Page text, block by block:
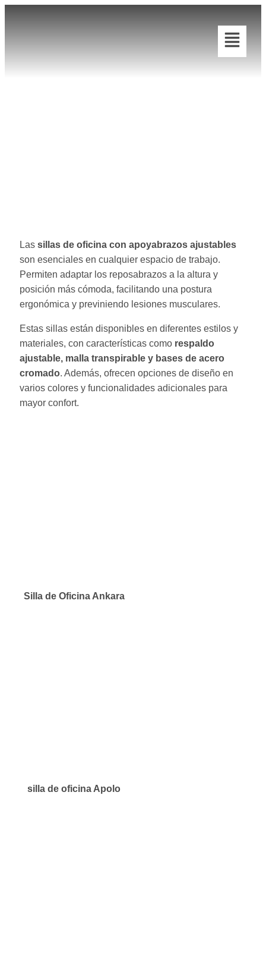
Las sillas de oficina con apoyabrazos ajustables
son esenciales en cualquier espacio de trabajo.
Permiten adaptar los reposabrazos a la altura y
posición más cómoda, facilitando una postura
ergonómica y previniendo lesiones musculares.
Estas sillas están disponibles en diferentes estilos y
materiales, con características como respaldo
ajustable, malla transpirable y bases de acero
cromado. Además, ofrecen opciones de diseño en
varios colores y funcionalidades adicionales para
mayor confort.
Silla de Oficina Ankara
silla de oficina Apolo